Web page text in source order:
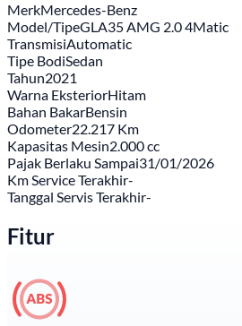
MerkMercedes-Benz
Model/TipeGLA35 AMG 2.0 4Matic
TransmisiAutomatic
Tipe BodiSedan
Tahun2021
Warna EksteriorHitam
Bahan BakarBensin
Odometer22.217 Km
Kapasitas Mesin2.000 cc
Pajak Berlaku Sampai31/01/2026
Km Service Terakhir-
Tanggal Servis Terakhir-
Fitur